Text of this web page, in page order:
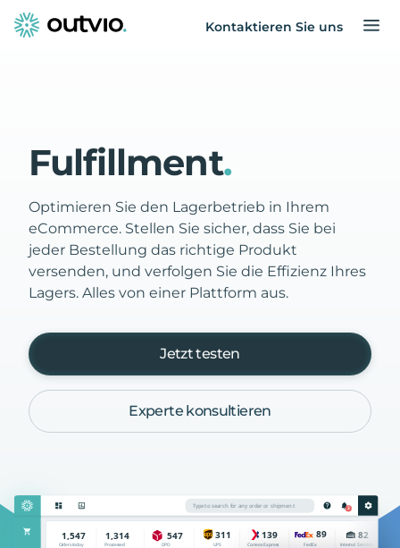
Kontaktieren Sie uns
Fulfillment.
Optimieren Sie den Lagerbetrieb in Ihrem
eCommerce. Stellen Sie sicher, dass Sie bei
jeder Bestellung das richtige Produkt
versenden, und verfolgen Sie die Effizienz Ihres
Lagers. Alles von einer Plattform aus.
Jetzt testen
Experte konsultieren